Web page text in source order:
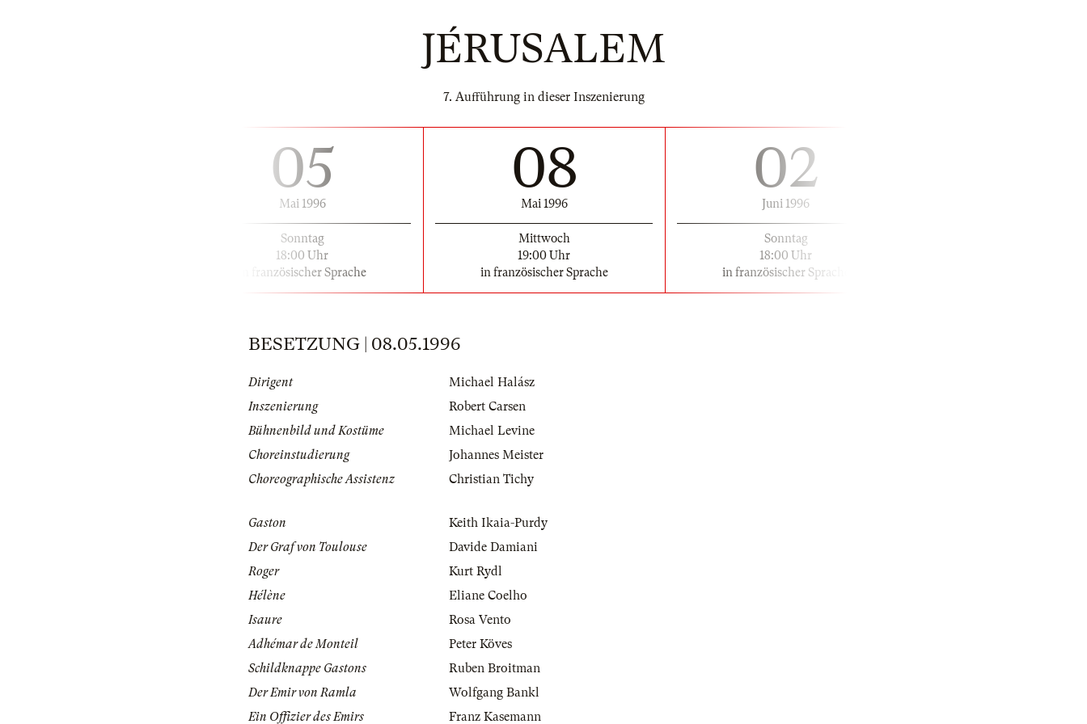
JÉRUSALEM
7. Aufführung in dieser Inszenierung
05
Mai 1996
Sonntag
18:00 Uhr
in französischer Sprache
08
Mai 1996
Mittwoch
19:00 Uhr
in französischer Sprache
02
Juni 1996
Sonntag
18:00 Uhr
in französischer Sprache
BESETZUNG | 08.05.1996
Dirigent
Michael Halász
Inszenierung
Robert Carsen
Bühnenbild und Kostüme
Michael Levine
Choreinstudierung
Johannes Meister
Choreographische Assistenz
Christian Tichy
Gaston
Keith Ikaia-Purdy
Der Graf von Toulouse
Davide Damiani
Roger
Kurt Rydl
Hélène
Eliane Coelho
Isaure
Rosa Vento
Adhémar de Monteil
Peter Köves
Schildknappe Gastons
Ruben Broitman
Der Emir von Ramla
Wolfgang Bankl
Ein Offizier des Emirs
Franz Kasemann